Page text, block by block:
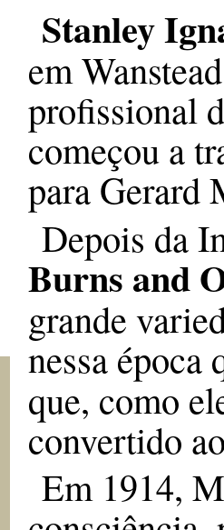
Stanley
em
profissional
começou a
para Gerard
Depois da
Burns and
grande
nessa
que, como
convertido
Em 1914,